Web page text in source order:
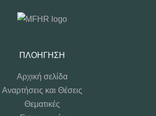
ΠΛΟΉΓΗΣΗ
Αρχική σελίδα
Αναρτήσεις και Θέσεις
Θεματικές